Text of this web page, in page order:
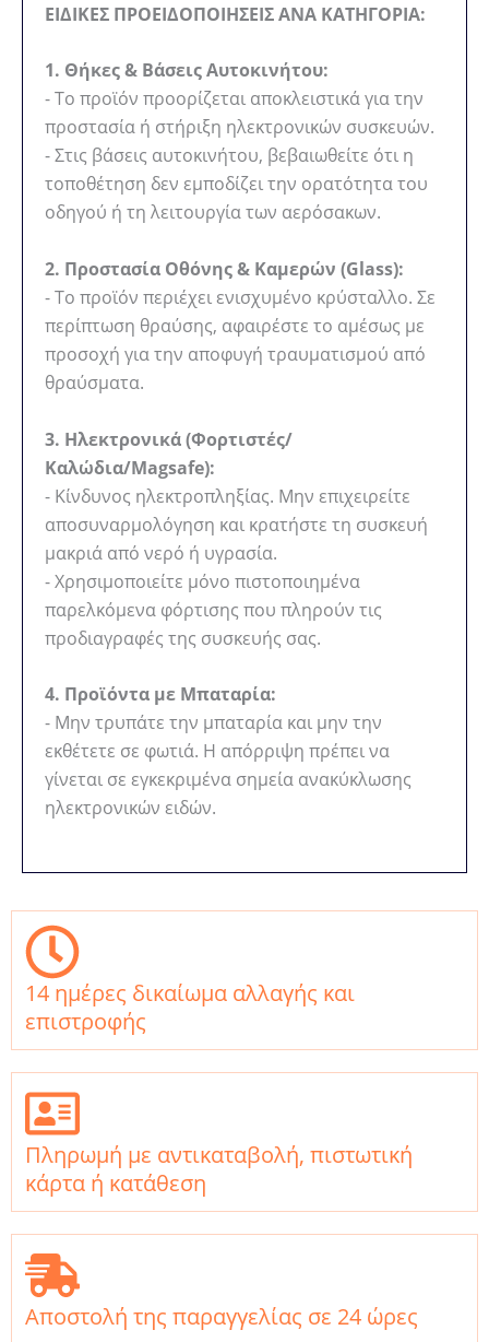
ΕΙΔΙΚΕΣ ΠΡΟΕΙΔΟΠΟΙΗΣΕΙΣ ΑΝΑ ΚΑΤΗΓΟΡΙΑ:
1. Θήκες & Βάσεις Αυτοκινήτου:
- Το προϊόν προορίζεται αποκλειστικά για την
προστασία ή στήριξη ηλεκτρονικών συσκευών.
- Στις βάσεις αυτοκινήτου, βεβαιωθείτε ότι η
τοποθέτηση δεν εμποδίζει την ορατότητα του
οδηγού ή τη λειτουργία των αερόσακων.
2. Προστασία Οθόνης & Καμερών (Glass):
- Το προϊόν περιέχει ενισχυμένο κρύσταλλο. Σε
περίπτωση θραύσης, αφαιρέστε το αμέσως με
προσοχή για την αποφυγή τραυματισμού από
θραύσματα.
3. Ηλεκτρονικά (Φορτιστές/
Καλώδια/Magsafe):
- Κίνδυνος ηλεκτροπληξίας. Μην επιχειρείτε
αποσυναρμολόγηση και κρατήστε τη συσκευή
μακριά από νερό ή υγρασία.
- Χρησιμοποιείτε μόνο πιστοποιημένα
παρελκόμενα φόρτισης που πληρούν τις
προδιαγραφές της συσκευής σας.
4. Προϊόντα με Μπαταρία:
- Μην τρυπάτε την μπαταρία και μην την
εκθέτετε σε φωτιά. Η απόρριψη πρέπει να
γίνεται σε εγκεκριμένα σημεία ανακύκλωσης
ηλεκτρονικών ειδών.
14 ημέρες δικαίωμα αλλαγής και
επιστροφής
Πληρωμή με αντικαταβολή, πιστωτική
κάρτα ή κατάθεση
Αποστολή της παραγγελίας σε 24 ώρες